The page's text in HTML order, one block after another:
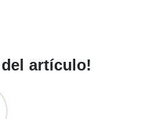
del artículo!